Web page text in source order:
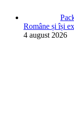
Române și își
4 august 2026